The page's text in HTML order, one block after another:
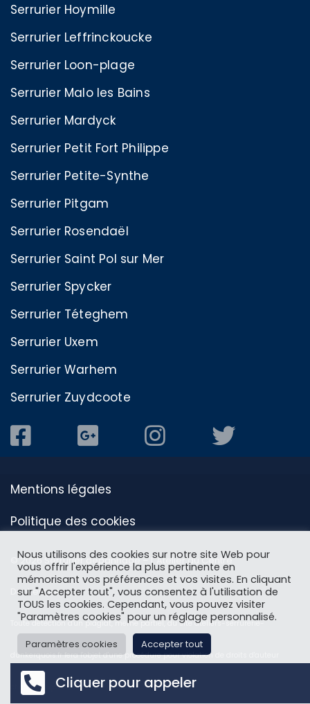
Cliquer pour appeler
Serrurier Hoymille
Serrurier Leffrinckoucke
Serrurier Loon-plage
Serrurier Malo les Bains
Serrurier Mardyck
Serrurier Petit Fort Philippe
Serrurier Petite-Synthe
Serrurier Pitgam
Serrurier Rosendaël
Serrurier Saint Pol sur Mer
Serrurier Spycker
Serrurier Téteghem
Serrurier Uxem
Serrurier Warhem
Serrurier Zuydcoote
Mentions légales
Politique des cookies
© 2026 Serrurier dépannage – L'Atelier du Centre
Dunkerque
Toute détection d'un plagiat, meme partiel, du site ateliers-serrurerie-
dunkerquois.fr fera l'objet d'une procédure pour violation de droits d'auteur
et contrefaçon sans avertissement.
Nous utilisons des cookies sur notre site Web pour
vous offrir l'expérience la plus pertinente en
mémorisant vos préférences et vos visites. En cliquant
sur "Accepter tout", vous consentez à l'utilisation de
TOUS les cookies. Cependant, vous pouvez visiter
"Paramètres cookies" pour un réglage personnalisé.
Paramètres cookies Accepter tout